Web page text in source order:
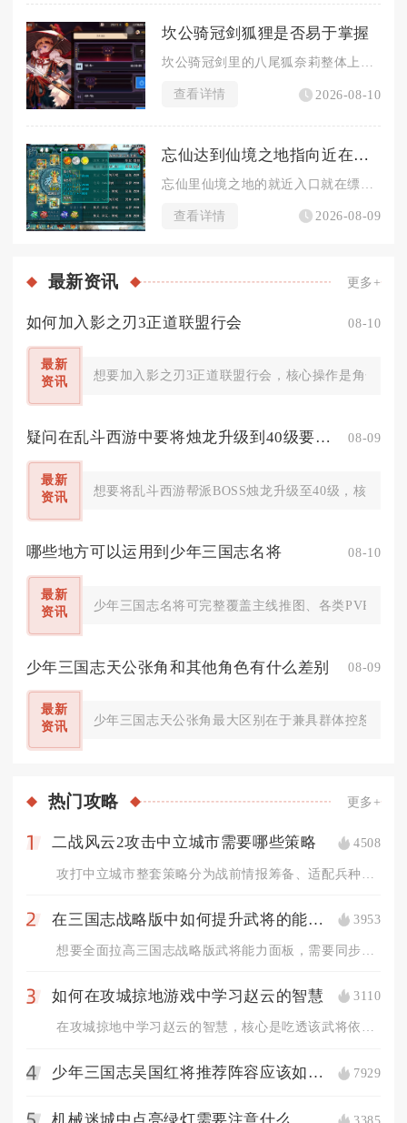
坎公骑冠剑狐狸是否易于掌握
坎公骑冠剑里的八尾狐奈莉整体上手门槛偏低，基础操作极易熟悉，...
查看详情 2026-08-10
忘仙达到仙境之地指向近在何处
查看详情 2026-08-09
最新资讯 更多+
如何加入影之刃3正道联盟行会 08-10
最新
资讯
想要加入影之刃3正道联盟行会，核心操作是角色等
疑问在乱斗西游中要将烛龙升级到40级要怎么办 08-09
最新
资讯
想要将乱斗西游帮派BOSS烛龙升级至40级，核心方
哪些地方可以运用到少年三国志名将 08-10
最新
资讯
少年三国志名将可完整覆盖主线推图、各类PVP竞
少年三国志天公张角和其他角色有什么差别 08-09
最新
资讯
少年三国志天公张角最大区别在于兼具群体控怒、
热门攻略 更多+
二战风云2攻击中立城市需要哪些策略 4508
2 在三国志战略版中如何提升武将的能力值 3953
3 如何在攻城掠地游戏中学习赵云的智慧 3110
在攻城掠地中学习赵云的智慧，核心是吃透该武将依托战法联动、地...
4 少年三国志吴国红将推荐阵容应该如何选择 7929